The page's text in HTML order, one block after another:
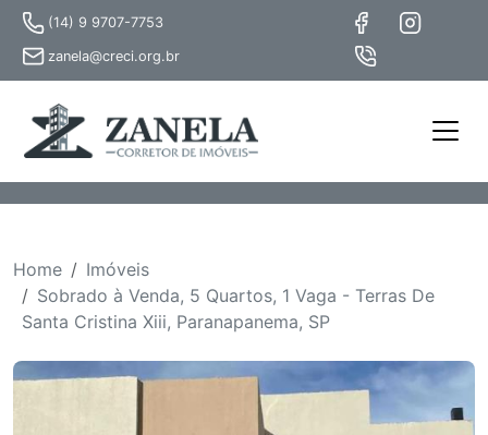
(14) 9 9707-7753
zanela@creci.org.br
Home
Imóveis
Sobrado à Venda, 5 Quartos, 1 Vaga - Terras De
Santa Cristina Xiii, Paranapanema, SP